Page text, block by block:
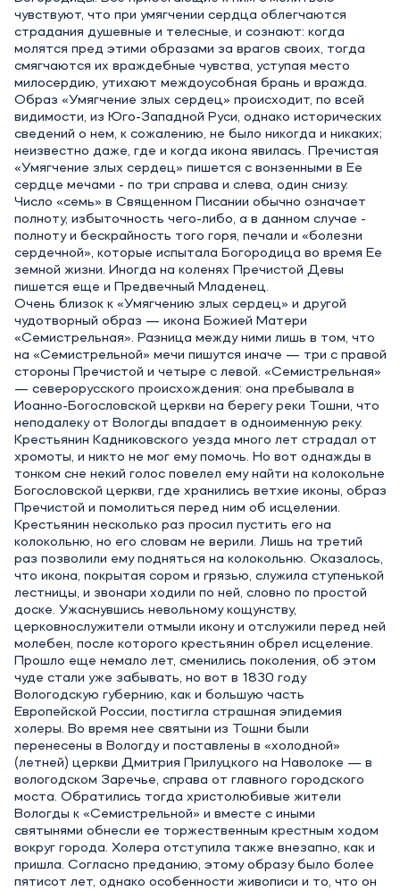
чувствуют, что при умягчении сердца облегчаются
страдания душевные и телесные, и сознают: когда
молятся пред этими образами за врагов своих, тогда
смягчаются их враждебные чувства, уступая место
милосердию, утихают междоусобная брань и вражда.
Образ «Умягчение злых сердец» происходит, по всей
видимости, из Юго-Западной Руси, однако исторических
сведений о нем, к сожалению, не было никогда и никаких;
неизвестно даже, где и когда икона явилась. Пречистая
«Умягчение злых сердец» пишется с вонзенными в Ее
сердце мечами - по три справа и слева, один снизу.
Число «семь» в Священном Писании обычно означает
полноту, избыточность чего-либо, а в данном случае -
полноту и бескрайность того горя, печали и «болезни
сердечной», которые испытала Богородица во время Ее
земной жизни. Иногда на коленях Пречистой Девы
пишется еще и Предвечный Младенец.
Очень близок к «Умягчению злых сердец» и другой
чудотворный образ — икона Божией Матери
«Семистрельная». Разница между ними лишь в том, что
на «Семистрельной» мечи пишутся иначе — три с правой
стороны Пречистой и четыре с левой. «Семистрельная»
— северорусского происхождения: она пребывала в
Иоанно-Богословской церкви на берегу реки Тошни, что
неподалеку от Вологды впадает в одноименную реку.
Крестьянин Кадниковского уезда много лет страдал от
хромоты, и никто не мог ему помочь. Но вот однажды в
тонком сне некий голос повелел ему найти на колокольне
Богословской церкви, где хранились ветхие иконы, образ
Пречистой и помолиться перед ним об исцелении.
Крестьянин несколько раз просил пустить его на
колокольню, но его словам не верили. Лишь на третий
раз позволили ему подняться на колокольню. Оказалось,
что икона, покрытая сором и грязью, служила ступенькой
лестницы, и звонари ходили по ней, словно по простой
доске. Ужаснувшись невольному кощунству,
церковнослужители отмыли икону и отслужили перед ней
молебен, после которого крестьянин обрел исцеление.
Прошло еще немало лет, сменились поколения, об этом
чуде стали уже забывать, но вот в 1830 году
Вологодскую губернию, как и большую часть
Европейской России, постигла страшная эпидемия
холеры. Во время нее святыни из Тошни были
перенесены в Вологду и поставлены в «холодной»
(летней) церкви Дмитрия Прилуцкого на Наволоке — в
вологодском Заречье, справа от главного городского
моста. Обратились тогда христолюбивые жители
Вологды к «Семистрельной» и вместе с иными
святынями обнесли ее торжественным крестным ходом
вокруг города. Холера отступила также внезапно, как и
пришла. Согласно преданию, этому образу было более
пятисот лет, однако особенности живописи и то, что он